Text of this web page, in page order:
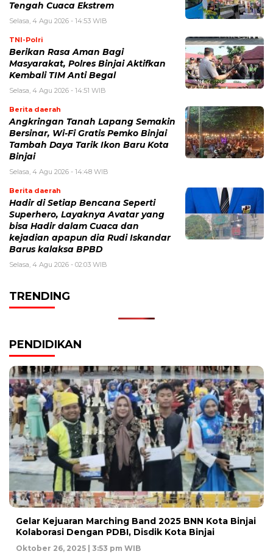
Tengah Cuaca Ekstrem
Selasa, 4 Agu 2026 - 14:53 WIB
TNI-Polri
Berikan Rasa Aman Bagi
Masyarakat, Polres Binjai Aktifkan
Kembali TIM Anti Begal
Selasa, 4 Agu 2026 - 14:51 WIB
Berita daerah
Angkringan Tanah Lapang Semakin
Bersinar, Wi-Fi Gratis Pemko Binjai
Tambah Daya Tarik Ikon Baru Kota
Binjai
Selasa, 4 Agu 2026 - 14:48 WIB
Berita daerah
Hadir di Setiap Bencana Seperti
Superhero, Layaknya Avatar yang
bisa Hadir dalam Cuaca dan
kejadian apapun dia Rudi Iskandar
Barus kalaksa BPBD
Selasa, 4 Agu 2026 - 02:03 WIB
TRENDING
PENDIDIKAN
Gelar Kejuaran Marching Band 2025 BNN Kota Binjai
Kolaborasi Dengan PDBI, Disdik Kota Binjai
Oktober 26, 2025 | 3:53 pm WIB